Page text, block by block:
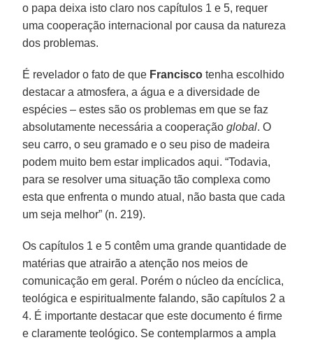
o papa deixa isto claro nos capítulos 1 e 5, requer
uma cooperação internacional por causa da natureza
dos problemas.
É revelador o fato de que Francisco tenha escolhido
destacar a atmosfera, a água e a diversidade de
espécies – estes são os problemas em que se faz
absolutamente necessária a cooperaçãoglobal. O
seu carro, o seu gramado e o seu piso de madeira
podem muito bem estar implicados aqui. “Todavia,
para se resolver uma situação tão complexa como
esta que enfrenta o mundo atual, não basta que cada
um seja melhor” (n. 219).
Os capítulos 1 e 5 contêm uma grande quantidade de
matérias que atrairão a atenção nos meios de
comunicação em geral. Porém o núcleo da encíclica,
teológica e espiritualmente falando, são capítulos 2 a
4. É importante destacar que este documento é firme
e claramente teológico. Se contemplarmos a ampla